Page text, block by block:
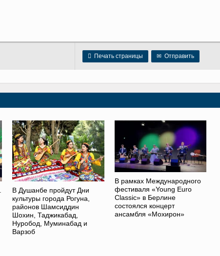
 Печать страницы ✉ Отправить
В Душанбе пройдут Дни
культуры города Рогуна,
районов Шамсиддин
Шохин, Таджикабад,
Нуробод, Муминабад и
Варзоб
В рамках Международного
фестиваля «Young Euro
Classic» в Берлине
состоялся концерт
ансамбля «Мохирон»